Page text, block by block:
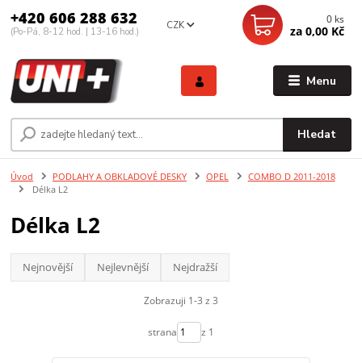
Menu
CZK
Hledat
+420 606 288 632
(Po-Pá, 8-12 hod. | 13-16 hod.)
0 ks
za 0,00 Kč
Úvod PODLAHY A OBKLADOVÉ DESKY OPEL
COMBO D 2011-2018
Délka L2
Délka L2
Nejnovější Nejlevnější Nejdražší
Zobrazuji 1-3 z 3
strana z 1